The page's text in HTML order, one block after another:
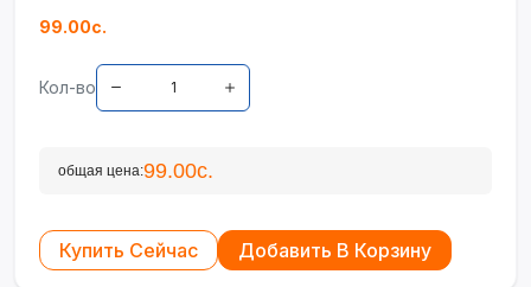
99.00с.
Кол-во
общая цена:99.00с.
Купить Сейчас Добавить В Корзину